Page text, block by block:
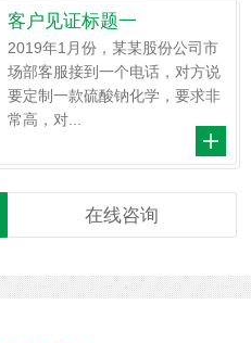
客户见证标题一
2019年1月份，某某股份公司市
场部客服接到一个电话，对方说
要定制一款硫酸钠化学，要求非
常高，对...
在线咨询